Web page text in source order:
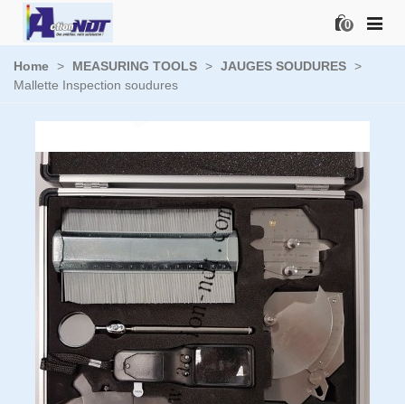
0
Home > MEASURING TOOLS > JAUGES SOUDURES >
Mallette Inspection soudures